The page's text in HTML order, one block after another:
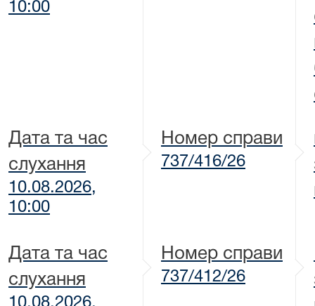
10:00
Дата та час
слухання
10.08.2026,
10:00
Номер справи
737/416/26
Дата та час
слухання
Номер справи
737/412/26